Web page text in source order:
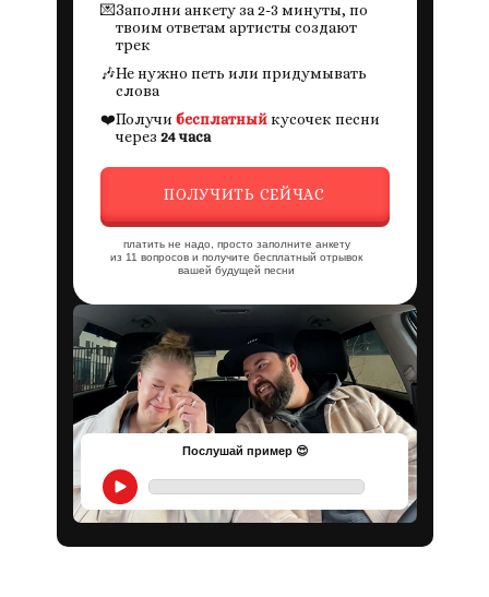
Послушай пример 😍
💌Заполни анкету за 2-3 минуты, по
твоим ответам артисты создают
трек
🎶Не нужно петь или придумывать
слова
❤️Получи бесплатныйкусочек песни
через 24 часа
ПОЛУЧИТЬ СЕЙЧАС
платить не надо, просто заполните анкету
из 11 вопросов и получите бесплатный отрывок
вашей будущей песни